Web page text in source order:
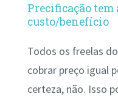
Precificação tem
custo/benefício
Todos os freelas
cobrar preço igual
certeza, não. Isso